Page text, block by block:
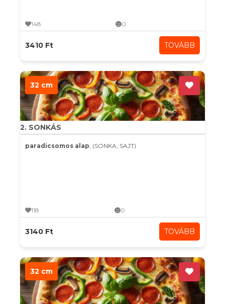
148 0
3410 Ft TOVÁBB
32 cm
2. SONKÁS
paradicsomos alap, (SONKA, SAJT)
118 0
3140 Ft TOVÁBB
32 cm